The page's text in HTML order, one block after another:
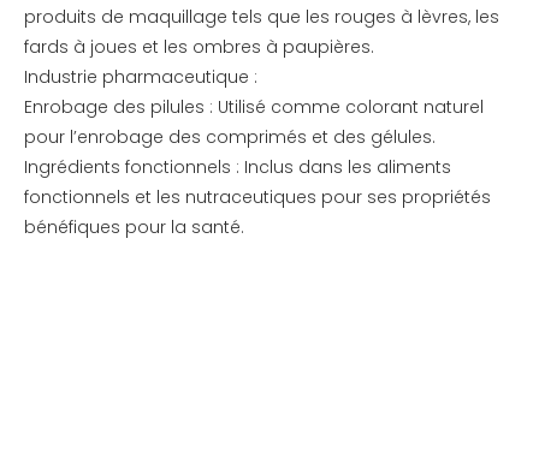
produits de maquillage tels que les rouges à lèvres, les
fards à joues et les ombres à paupières.
Industrie pharmaceutique :
Enrobage des pilules : Utilisé comme colorant naturel
pour l’enrobage des comprimés et des gélules.
Ingrédients fonctionnels : Inclus dans les aliments
fonctionnels et les nutraceutiques pour ses propriétés
bénéfiques pour la santé.